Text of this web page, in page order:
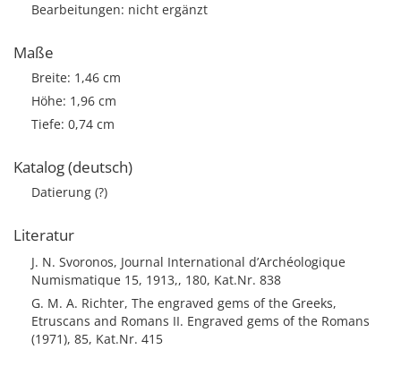
Bearbeitungen: nicht ergänzt
Maße
Breite: 1,46 cm
Höhe: 1,96 cm
Tiefe: 0,74 cm
Katalog (deutsch)
Datierung (?)
Literatur
J. N. Svoronos, Journal International d’Archéologique
Numismatique 15, 1913,, 180, Kat.Nr. 838
G. M. A. Richter, The engraved gems of the Greeks,
Etruscans and Romans II. Engraved gems of the Romans
(1971), 85, Kat.Nr. 415